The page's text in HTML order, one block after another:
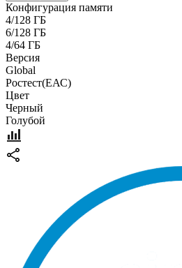
Конфигурация памяти
4/128 ГБ
6/128 ГБ
4/64 ГБ
Версия
Global
Pостест(ЕАС)
Цвет
Черный
Голубой